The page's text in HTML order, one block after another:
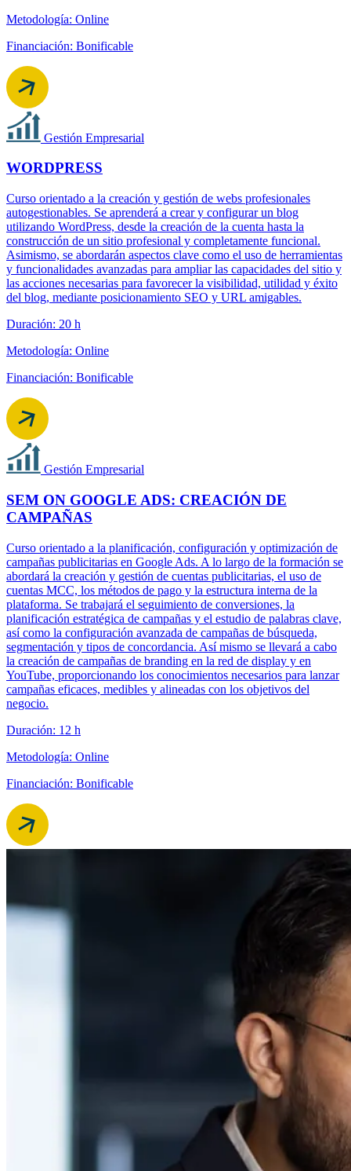
Metodología: Online
Financiación: Bonificable
Gestión Empresarial
WORDPRESS
Curso orientado a la creación y gestión de webs profesionales
autogestionables. Se aprenderá a crear y configurar un blog
utilizando WordPress, desde la creación de la cuenta hasta la
construcción de un sitio profesional y completamente funcional.
Asimismo, se abordarán aspectos clave como el uso de herramientas
y funcionalidades avanzadas para ampliar las capacidades del sitio y
las acciones necesarias para favorecer la visibilidad, utilidad y éxito
del blog, mediante posicionamiento SEO y URL amigables.
Duración: 20 h
Metodología: Online
Financiación: Bonificable
Gestión Empresarial
SEM ON GOOGLE ADS: CREACIÓN DE
CAMPAÑAS
Curso orientado a la planificación, configuración y optimización de
campañas publicitarias en Google Ads. A lo largo de la formación se
abordará la creación y gestión de cuentas publicitarias, el uso de
cuentas MCC, los métodos de pago y la estructura interna de la
plataforma. Se trabajará el seguimiento de conversiones, la
planificación estratégica de campañas y el estudio de palabras clave,
así como la configuración avanzada de campañas de búsqueda,
segmentación y tipos de concordancia. Así mismo se llevará a cabo
la creación de campañas de branding en la red de display y en
YouTube, proporcionando los conocimientos necesarios para lanzar
campañas eficaces, medibles y alineadas con los objetivos del
negocio.
Duración: 12 h
Metodología: Online
Financiación: Bonificable